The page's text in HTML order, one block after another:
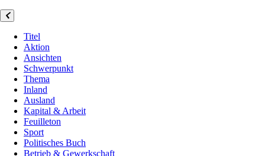
Titel
Aktion
Ansichten
Schwerpunkt
Thema
Inland
Ausland
Kapital & Arbeit
Feuilleton
Sport
Politisches Buch
Betrieb & Gewerkschaft